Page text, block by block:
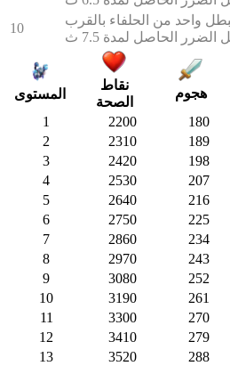
10
واحد من الحلفاء بالقرب
المستوى
نقاط
الصحة
هجوم
1
2200 180
2
2310 189
3
2420 198
4
2530 207
5
2640 216
6
2750 225
7
2860 234
8
2970 243
9
3080 252
10
3190 261
11
3300 270
12
3410 279
13
3520 288